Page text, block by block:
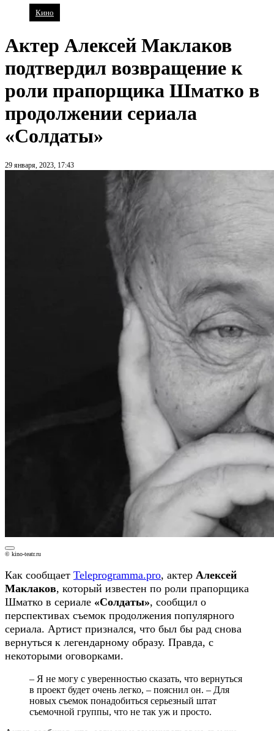
Кино
Актер Алексей Маклаков
подтвердил возвращение к
роли прапорщика Шматко в
продолжении сериала
«Солдаты»
29 января, 2023, 17:43
© kino-teatr.ru
Как сообщает Teleprogramma.pro, актер Алексей
Маклаков, который известен по роли прапорщика
Шматко в сериале «Солдаты», сообщил о
перспективах съемок продолжения популярного
сериала. Артист признался, что был бы рад снова
вернуться к легендарному образу. Правда, с
некоторыми оговорками.
– Я не могу с уверенностью сказать, что вернуться
в проект будет очень легко, – пояснил он. – Для
новых съемок понадобиться серьезный штат
съемочной группы, что не так уж и просто.